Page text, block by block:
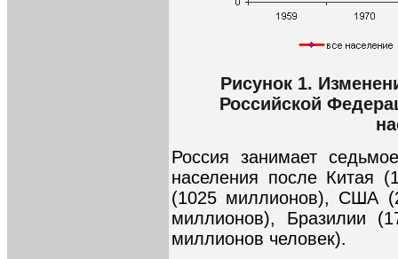
Рисунок 1.
Российской
Россия занимает
населения после Китая
(1025 миллионов), США
миллионов), Бразилии
миллионов человек).